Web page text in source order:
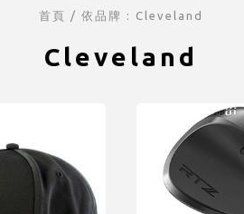
首頁 / 依品牌 : Cleveland
Cleveland